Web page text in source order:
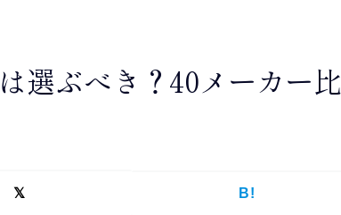
選ぶべき？40メーカー比
B!